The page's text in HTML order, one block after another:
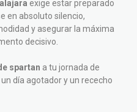
exige estar preparado
en absoluto silencio,
y asegurar la máxima
decisivo.
spartan a tu jornada de
día agotador y un rececho